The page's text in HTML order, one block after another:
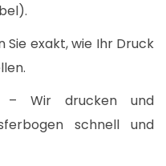
Sie exakt, wie Ihr Druck
– Wir drucken und
schnell und